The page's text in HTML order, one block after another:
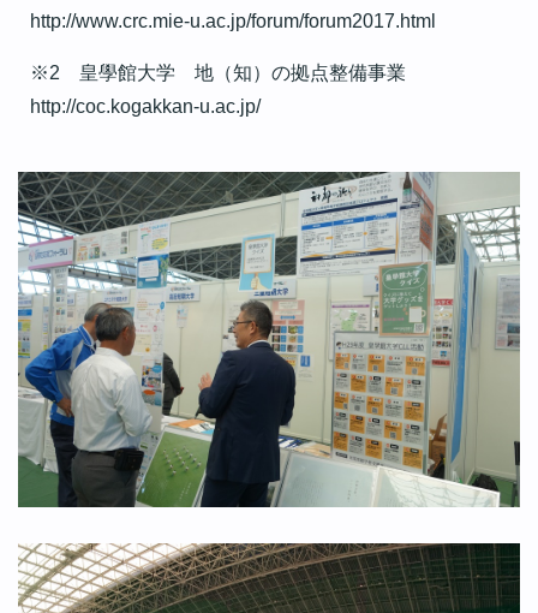
http://www.crc.mie-u.ac.jp/forum/forum2017.html
※2 皇學館大学 地（知）の拠点整備事業
http://coc.kogakkan-u.ac.jp/